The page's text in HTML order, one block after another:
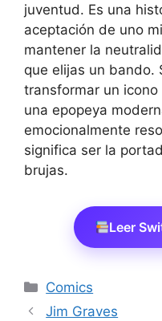
juventud. Es una
aceptación de uno
mantener la
que elijas un bando.
transformar un
una epopeya
emocionalmente
significa ser la
brujas.
Leer
Categorías
Comics
Jim Graves